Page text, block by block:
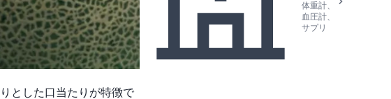
とした口当たりが特徴で
体重計、
血圧計、
サプリ